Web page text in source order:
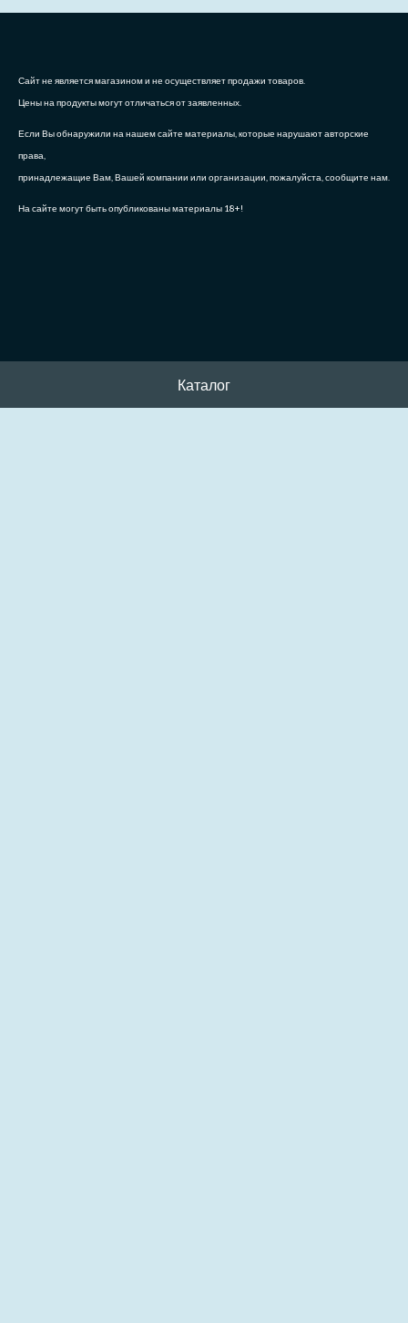
Сайт не является магазином и не осуществляет продажи товаров.
Цены на продукты могут отличаться от заявленных.
Если Вы обнаружили на нашем сайте материалы, которые нарушают авторские
права,
принадлежащие Вам, Вашей компании или организации, пожалуйста, сообщите нам.
На сайте могут быть опубликованы материалы 18+!
Каталог